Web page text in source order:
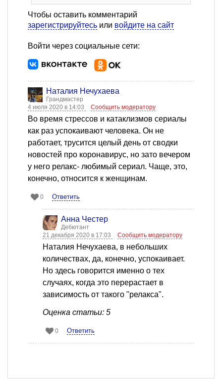
Чтобы оставить комментарий
зарегистрируйтесь или войдите на сайт
Войти через социальные сети:
Наталия Нечухаева
Грандмастер
4 июля 2020 в 14:03
Сообщить модератору
Во время стрессов и катаклизмов сериалы
как раз успокаивают человека. Он не
работает, трусится целый день от сводки
новостей про коронавирус, но зато вечером
у него релакс- любимый сериал. Чаще, это,
конечно, относится к женщинам.
0 Ответить
Анна Честер
Дебютант
21 декабря 2020 в 17:03
Сообщить модератору
Наталия Нечухаева, в небольших
количествах, да, конечно, успокаивает.
Но здесь говорится именно о тех
случаях, когда это перерастает в
зависимость от такого "релакса".
Оценка статьи: 5
0 Ответить